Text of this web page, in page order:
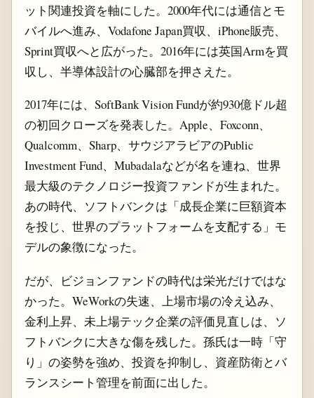
ット関連投資を軸にした。2000年代には通信とモ
バイルへ進み、Vodafone Japan買収、iPhone販売、
Sprint買収へと広がった。2016年には英国Armを買
収し、半導体設計の心臓部を押さえた。
2017年には、SoftBank Vision Fundが約930億ドル超
の初回クローズを発表した。Apple、Foxconn、
Qualcomm、Sharp、サウジアラビアのPublic
Investment Fund、Mubadalaなどが名を連ね、世界
最大級のテクノロジー投資ファンドが生まれた。
あの時代、ソフトバンクは「成長企業に巨額資本
を投じ、世界のプラットフォームを支配する」モ
デルの象徴になった。
だが、ビジョンファンドの時代は栄光だけではな
かった。WeWorkの失速、上場市場の冷え込み、
金利上昇、未上場テック企業の評価見直しは、ソ
フトバンクに大きな傷を残した。孫氏は一時「守
り」の姿勢を強め、投資を抑制し、資産防衛とバ
ランスシート管理を前面に出した。